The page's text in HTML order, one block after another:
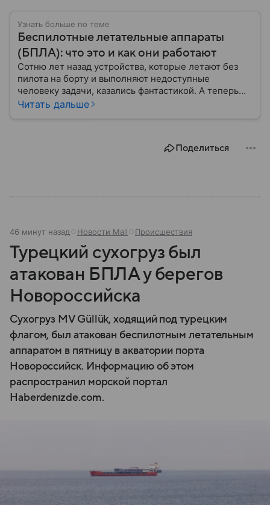
Узнать больше по теме
Беспилотные летательные аппараты
(БПЛА): что это и как они работают
Сотню лет назад устройства, которые летают без
пилота на борту и выполняют недоступные
человеку задачи, казались фантастикой. А теперь
они стали реальностью: собрали главное о
Читать дальше
Поделиться
46 минут назад Новости Mail Происшествия
Турецкий сухогруз был
атакован БПЛА у берегов
Новороссийска
Сухогруз MV Güllük, ходящий под турецким
флагом, был атакован беспилотным летательным
аппаратом в пятницу в акватории порта
Новороссийск. Информацию об этом
распространил морской портал
Haberdenızde.com.